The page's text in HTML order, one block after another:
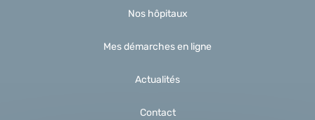
Nos hôpitaux
Mes démarches en ligne
Actualités
Contact